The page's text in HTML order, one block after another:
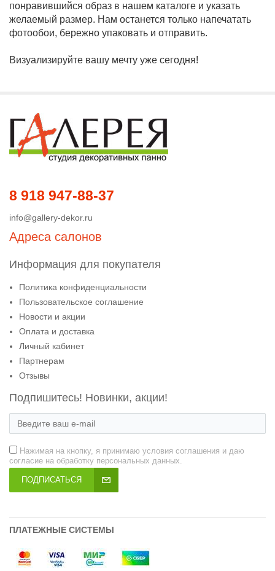
понравившийся образ в нашем каталоге и указать
желаемый размер. Нам останется только напечатать
фотообои, бережно упаковать и отправить.
Визуализируйте вашу мечту уже сегодня!
8 918 947-88-37
info@gallery-dekor.ru
Адреса салонов
Информация для покупателя
Политика конфиденциальности
Пользовательское соглашение
Новости и акции
Оплата и доставка
Личный кабинет
Партнерам
Отзывы
Подпишитесь! Новинки, акции!
Нажимая на кнопку, я принимаю условия соглашения и даю
согласие на обработку персональных данных.
ПОДПИСАТЬСЯ
ПЛАТЕЖНЫЕ СИСТЕМЫ